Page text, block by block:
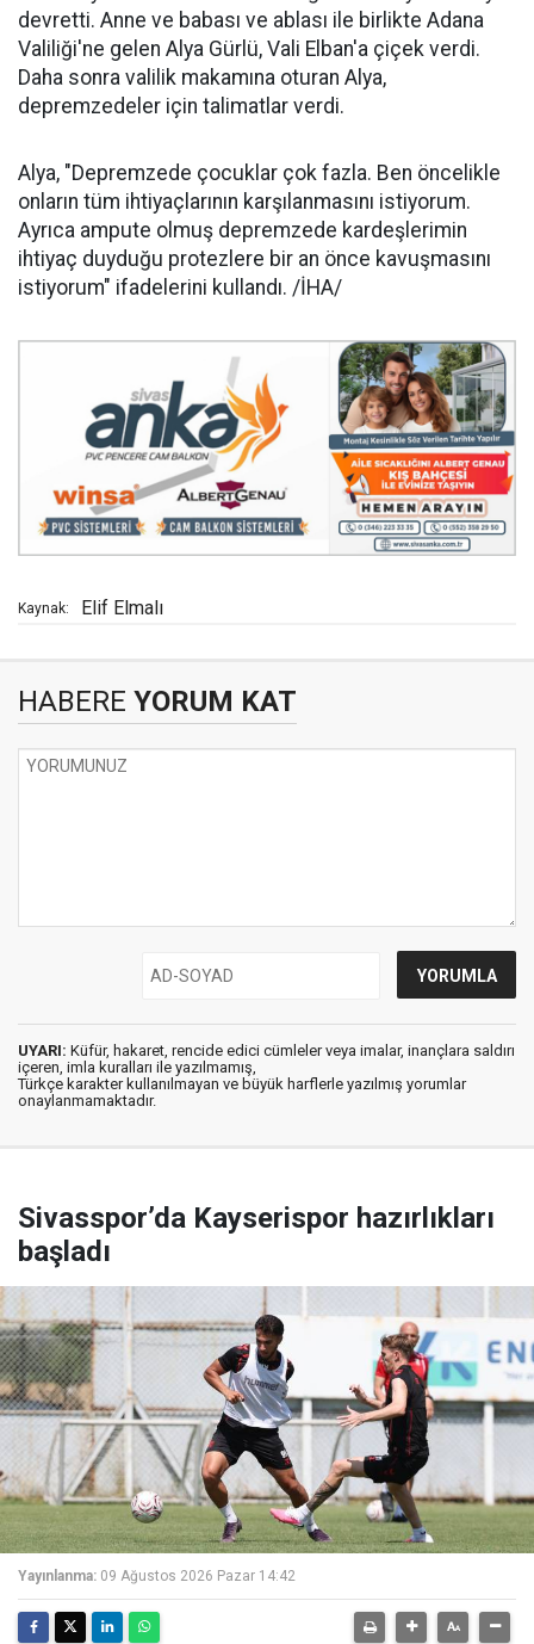
devretti. Anne ve babası ve ablası ile birlikte Adana
Valiliği'ne gelen Alya Gürlü, Vali Elban'a çiçek verdi.
Daha sonra valilik makamına oturan Alya,
depremzedeler için talimatlar verdi.
Alya, "Depremzede çocuklar çok fazla. Ben öncelikle
onların tüm ihtiyaçlarının karşılanmasını istiyorum.
Ayrıca ampute olmuş depremzede kardeşlerimin
ihtiyaç duyduğu protezlere bir an önce kavuşmasını
istiyorum" ifadelerini kullandı. /İHA/
Kaynak: Elif Elmalı
HABERE YORUM KAT
UYARI: Küfür, hakaret, rencide edici cümleler veya imalar, inançlara saldırı
içeren, imla kuralları ile yazılmamış,
Türkçe karakter kullanılmayan ve büyük harflerle yazılmış yorumlar
onaylanmamaktadır.
Sivasspor’da Kayserispor hazırlıkları
başladı
Yayınlanma: 09 Ağustos 2026 Pazar 14:42